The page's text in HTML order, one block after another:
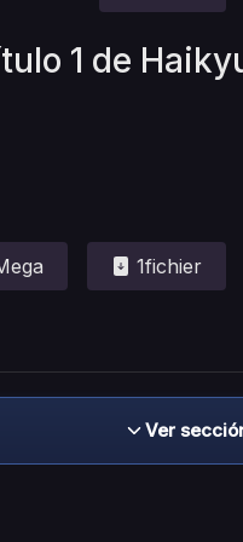
1 de
1fichier
Ver